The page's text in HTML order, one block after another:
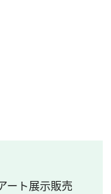
ート展示販売